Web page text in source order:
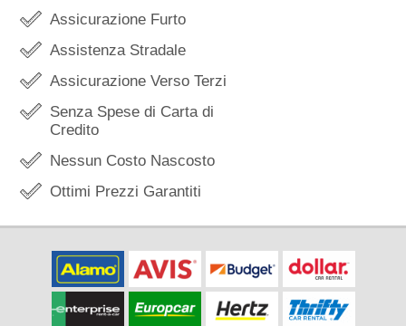
Assicurazione Furto
Assistenza Stradale
Assicurazione Verso Terzi
Senza Spese di Carta di
Credito
Nessun Costo Nascosto
Ottimi Prezzi Garantiti